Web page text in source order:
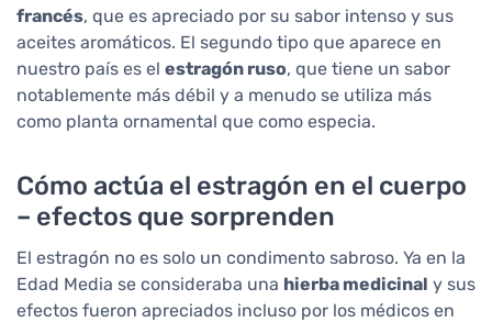
francés, que es apreciado por su sabor intenso y sus
aceites aromáticos. El segundo tipo que aparece en
nuestro país es el estragón ruso, que tiene un sabor
notablemente más débil y a menudo se utiliza más
como planta ornamental que como especia.
Cómo actúa el estragón en el cuerpo
– efectos que sorprenden
El estragón no es solo un condimento sabroso. Ya en la
Edad Media se consideraba una hierba medicinal y sus
efectos fueron apreciados incluso por los médicos en